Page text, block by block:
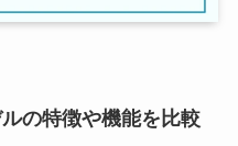
の特徴や機能を比較